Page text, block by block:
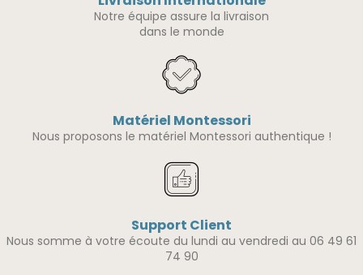
Notre équipe assure la livraison
dans le monde
Matériel Montessori
Nous proposons le matériel Montessori authentique !
Support Client
Nous somme à votre écoute du lundi au vendredi au 06 49 61
74 90